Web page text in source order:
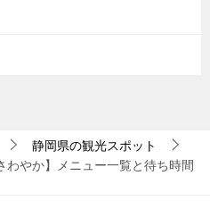
静岡県の観光スポット
やか】メニュー一覧と待ち時間